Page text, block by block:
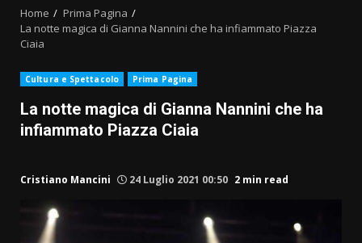
Home
Prima Pagina
La notte magica di Gianna Nannini che ha infiammato Piazza
Ciaia
Cultura e Spettacolo Prima Pagina
La notte magica di Gianna Nannini che ha
infiammato Piazza Ciaia
Cristiano Mancini 24 Luglio 2021 00:50 2 min read